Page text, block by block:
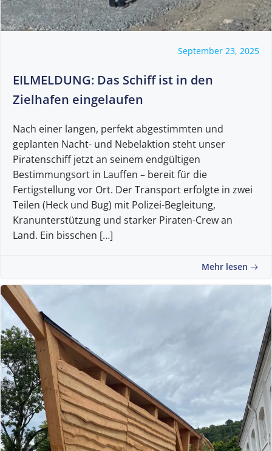
September 23, 2025
EILMELDUNG: Das Schiff ist in den
Zielhafen eingelaufen
Nach einer langen, perfekt abgestimmten und
geplanten Nacht- und Nebelaktion steht unser
Piratenschiff jetzt an seinem endgültigen
Bestimmungsort in Lauffen – bereit für die
Fertigstellung vor Ort. Der Transport erfolgte in zwei
Teilen (Heck und Bug) mit Polizei-Begleitung,
Kranunterstützung und starker Piraten-Crew an
Land. Ein bisschen […]
Mehr lesen